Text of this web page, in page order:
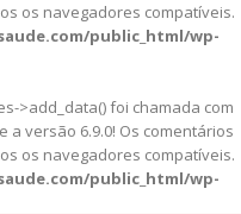
os navegadores compatíveis.
public_html/wp-
>add_data() foi chamada com
a versão 6.9.0! Os comentários
os navegadores compatíveis.
public_html/wp-